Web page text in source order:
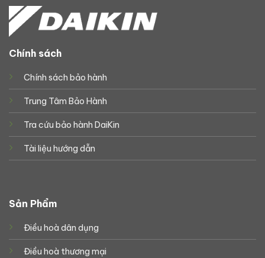
Chính sách
Chính sách bảo hành
Trung Tâm Bảo Hành
Tra cứu bảo hành DaiKin
Tài liệu hướng dẫn
Sản Phẩm
Điều hoà dân dụng
Điều hoà thương mại